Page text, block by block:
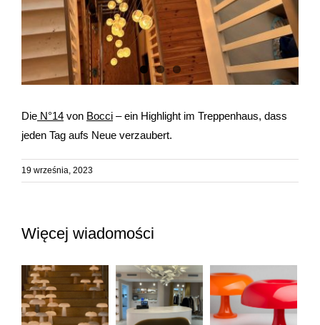
Die N°14 von Bocci – ein Highlight im Treppenhaus, dass
jeden Tag aufs Neue verzaubert.
19 września, 2023
Więcej wiadomości